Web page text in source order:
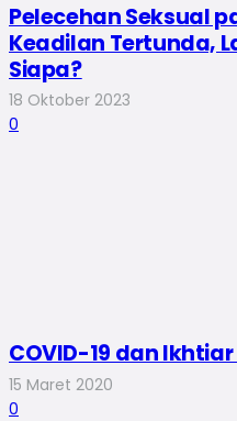
Pelecehan Seksual
Keadilan Tertunda,
Siapa?
18 Oktober 2023
0
COVID-19 dan
15 Maret 2020
0